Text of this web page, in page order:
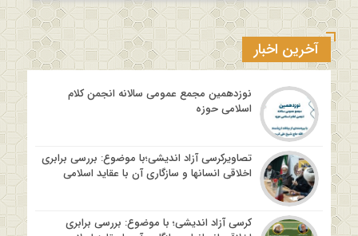
آخرین اخبار
نوزدهمین مجمع عمومی سالانه انجمن کلام
اسلامی حوزه
تصاویرکرسی آزاد اندیشی؛با موضوع: بررسی برابری
اخلاقی انسانها و سازگاری آن با عقاید اسلامی
کرسی آزاد اندیشی؛ با موضوع: بررسی برابری